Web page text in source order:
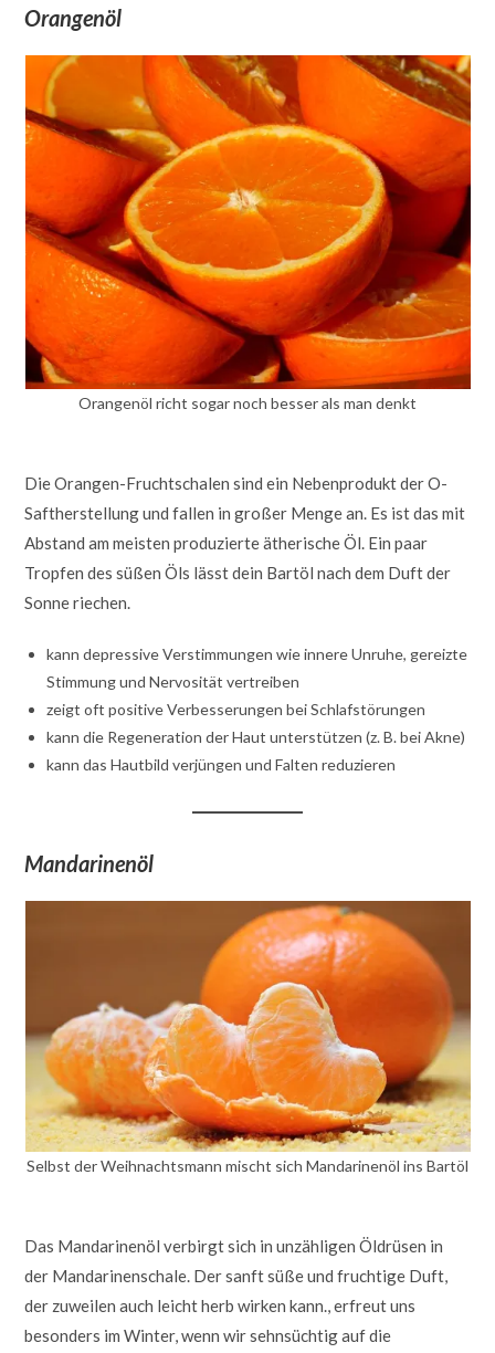
Orangenöl
Orangenöl richt sogar noch besser als man denkt
Die Orangen-Fruchtschalen sind ein Nebenprodukt der O-
Saftherstellung und fallen in großer Menge an. Es ist das mit
Abstand am meisten produzierte ätherische Öl. Ein paar
Tropfen des süßen Öls lässt dein Bartöl nach dem Duft der
Sonne riechen.
kann depressive Verstimmungen wie innere Unruhe, gereizte
Stimmung und Nervosität vertreiben
zeigt oft positive Verbesserungen bei Schlafstörungen
kann die Regeneration der Haut unterstützen (z. B. bei Akne)
kann das Hautbild verjüngen und Falten reduzieren
Mandarinenöl
Selbst der Weihnachtsmann mischt sich Mandarinenöl ins Bartöl
Das Mandarinenöl verbirgt sich in unzähligen Öldrüsen in
der Mandarinenschale. Der sanft süße und fruchtige Duft,
der zuweilen auch leicht herb wirken kann., erfreut uns
besonders im Winter, wenn wir sehnsüchtig auf die